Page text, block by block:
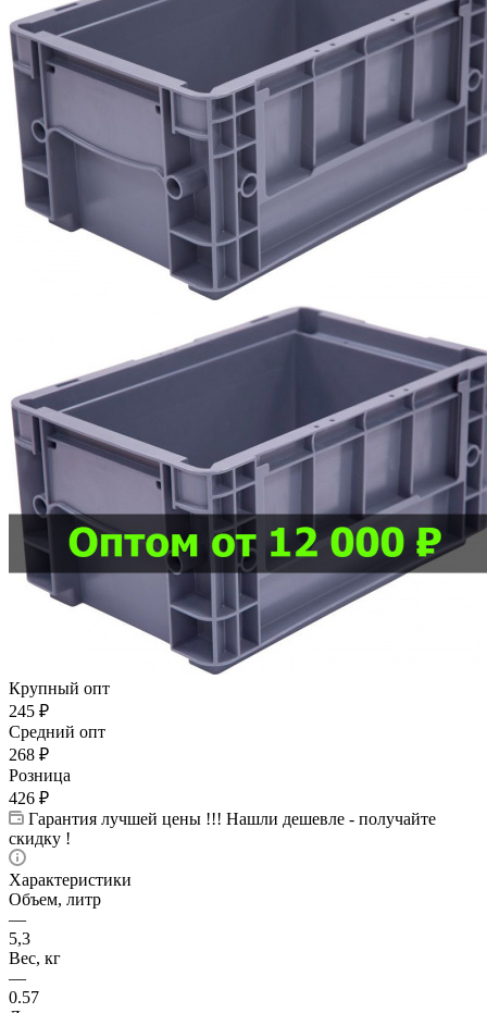
Крупный опт
245 ₽
Средний опт
268 ₽
Розница
426 ₽
Гарантия лучшей цены !!! Нашли дешевле - получайте
скидку !
Характеристики
Объем, литр
—
5,3
Вес, кг
—
0.57